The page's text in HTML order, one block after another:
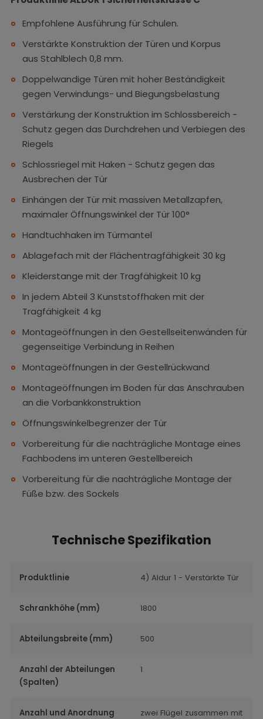
Empfohlene Ausführung für Schulen.
Verstärkte Konstruktion der Türen und Korpus
aus Stahlblech 0,8 mm.
Doppelwandige Türen mit hoher Beständigkeit
gegen Verwindungs- und Biegungsbelastung
Verstärkung der Konstruktion im Schlossbereich -
Schutz gegen das Durchdrehen und Verbiegen des
Riegels
Schlossriegel mit Haken - Schutz gegen das
Ausbrechen der Tür
Einhängen der Tür mit massiven Metallzapfen,
maximaler Öffnungswinkel der Tür 100°
Handtuchhaken im Türmantel
Ablagefach mit der Flächentragfähigkeit 30 kg
Kleiderstange mit der Tragfähigkeit 10 kg
In jedem Abteil 3 Kunststoffhaken mit der
Tragfähigkeit 4 kg
Montageöffnungen in den Gestellseitenwänden für
gegenseitige Verbindung in Reihen
Montageöffnungen in der Gestellrückwand
Montageöffnungen im Boden für das Anschrauben
an die Vorbankkonstruktion
Öffnungswinkelbegrenzer der Tür
Vorbereitung für die nachträgliche Montage eines
Fachbodens im unteren Gestellbereich
Vorbereitung für die nachträgliche Montage der
Füße bzw. des Sockels
Technische Spezifikation
Produktlinie 4) Aldur 1 - Verstärkte Tür
Schrankhöhe (mm) 1800
Abteilungsbreite (mm) 500
Anzahl der Abteilungen
(Spalten)
1
Anzahl und Anordnung
zwei Flügel zusammen mit